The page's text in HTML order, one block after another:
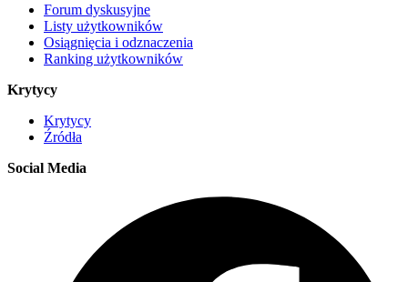
Forum dyskusyjne
Listy użytkowników
Osiągnięcia i odznaczenia
Ranking użytkowników
Krytycy
Krytycy
Źródła
Social Media